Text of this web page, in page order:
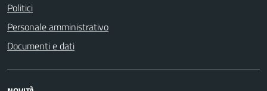
Politici
Personale amministrativo
Documenti e dati